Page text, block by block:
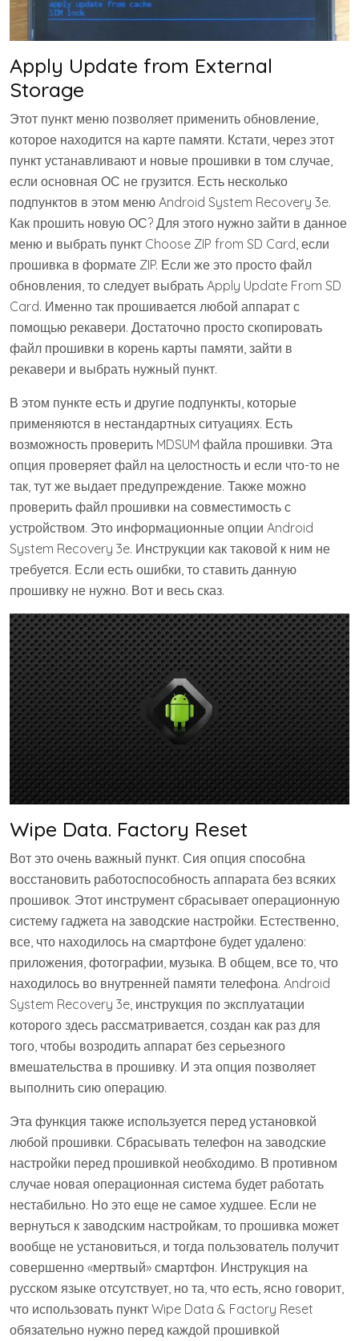
Apply Update from External
Storage
Этот пункт меню позволяет применить обновление,
которое находится на карте памяти. Кстати, через этот
пункт устанавливают и новые прошивки в том случае,
если основная ОС не грузится. Есть несколько
подпунктов в этом меню Android System Recovery 3e.
Как прошить новую ОС? Для этого нужно зайти в данное
меню и выбрать пункт Choose ZIP from SD Card, если
прошивка в формате ZIP. Если же это просто файл
обновления, то следует выбрать Apply Update From SD
Card. Именно так прошивается любой аппарат с
помощью рекавери. Достаточно просто скопировать
файл прошивки в корень карты памяти, зайти в
рекавери и выбрать нужный пункт.
В этом пункте есть и другие подпункты, которые
применяются в нестандартных ситуациях. Есть
возможность проверить MDSUM файла прошивки. Эта
опция проверяет файл на целостность и если что-то не
так, тут же выдает предупреждение. Также можно
проверить файл прошивки на совместимость с
устройством. Это информационные опции Android
System Recovery 3e. Инструкции как таковой к ним не
требуется. Если есть ошибки, то ставить данную
прошивку не нужно. Вот и весь сказ.
Wipe Data. Factory Reset
Вот это очень важный пункт. Сия опция способна
восстановить работоспособность аппарата без всяких
прошивок. Этот инструмент сбрасывает операционную
систему гаджета на заводские настройки. Естественно,
все, что находилось на смартфоне будет удалено:
приложения, фотографии, музыка. В общем, все то, что
находилось во внутренней памяти телефона. Android
System Recovery 3e, инструкция по эксплуатации
которого здесь рассматривается, создан как раз для
того, чтобы возродить аппарат без серьезного
вмешательства в прошивку. И эта опция позволяет
выполнить сию операцию.
Эта функция также используется перед установкой
любой прошивки. Сбрасывать телефон на заводские
настройки перед прошивкой необходимо. В противном
случае новая операционная система будет работать
нестабильно. Но это еще не самое худшее. Если не
вернуться к заводским настройкам, то прошивка может
вообще не установиться, и тогда пользователь получит
совершенно «мертвый» смартфон. Инструкция на
русском языке отсутствует, но та, что есть, ясно говорит,
что использовать пункт Wipe Data & Factory Reset
обязательно нужно перед каждой прошивкой